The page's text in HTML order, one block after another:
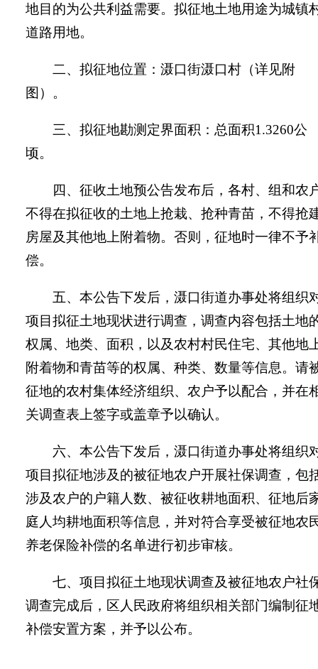
地目的为公共利益需要。拟征地土地用途为城镇
道路用地。
二、拟征地位置： 滠口街滠口村（详见附
图）。
三、拟征地勘测定界面积：总面积1.3260公
顷。
四、征收土地预公告发布后，各村、组和农
不得在拟征收的土地上抢栽、抢种青苗，不得抢
房屋及其他地上附着物。否则，征地时一律不予
偿。
五、 本公告下发后， 滠口街道办事处将组织
项目拟征土地现状进行调查，调查内容包括土地
权属、地类、面积，以及农村村民住宅、其他地
附着物和青苗等的权属、种类、数量等信息。请
征地的农村集体经济组织、农户予以配合，并在
关调查表上签字或盖章予以确认。
六、本公告下发后， 滠口街道办事处将组织
项目拟征地涉及的被征地农户开展社保调查，包
涉及农户的户籍人数、被征收耕地面积、征地后
庭人均耕地面积等信息，并对符合享受被征地农
养老保险补偿的名单进行初步审核。
七、项目拟征土地现状调查及被征地农户社
调查完成后，区人民政府将组织相关部门编制征
补偿安置方案，并予以公布。